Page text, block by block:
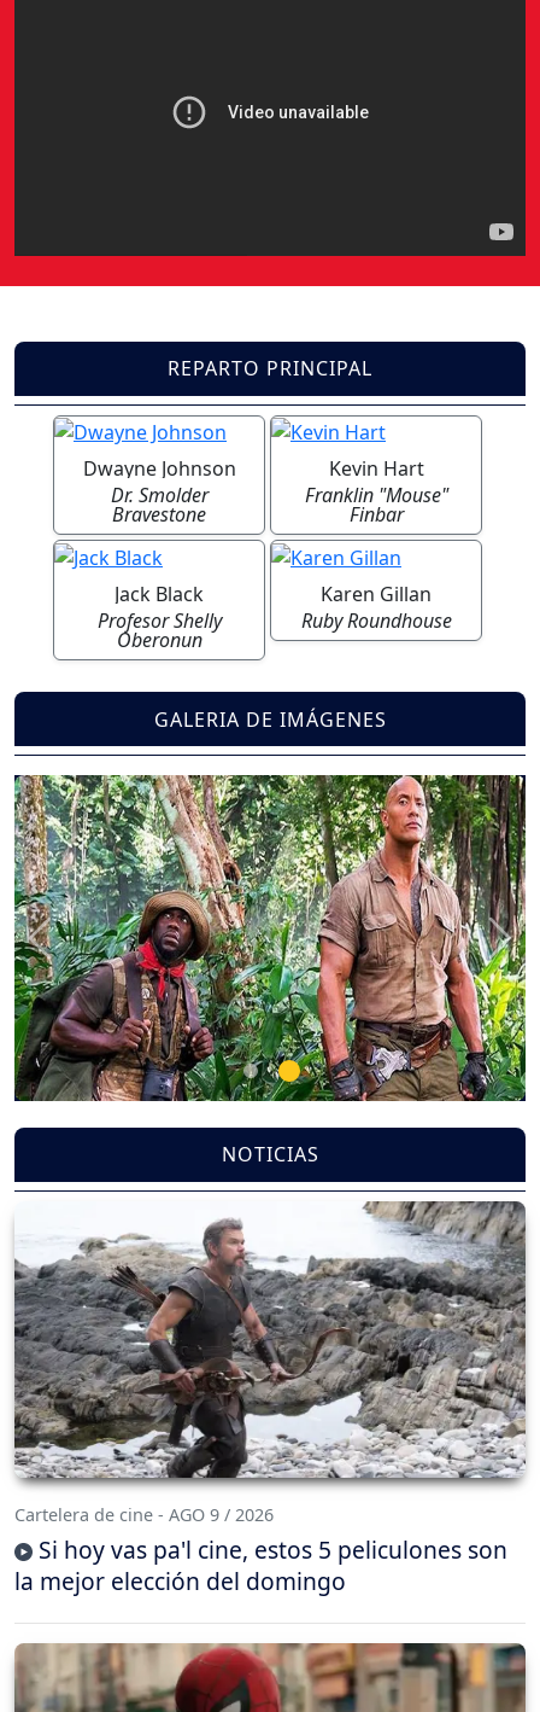
REPARTO PRINCIPAL
Dwayne Johnson
Dr. Smolder
Bravestone
Kevin Hart
Franklin "Mouse"
Finbar
Jack Black
Profesor Shelly
Oberonun
Karen Gillan
Ruby Roundhouse
GALERIA DE IMÁGENES
Previous Next
NOTICIAS
Cartelera de cine - AGO 9 / 2026
Si hoy vas pa'l cine, estos 5 peliculones son
la mejor elección del domingo